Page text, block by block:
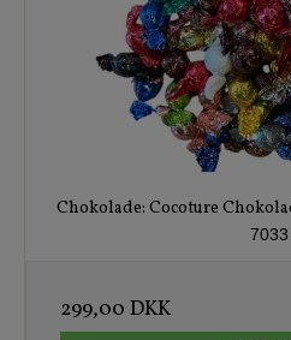
Chokolade: Cocoture
7033
299,00 DKK